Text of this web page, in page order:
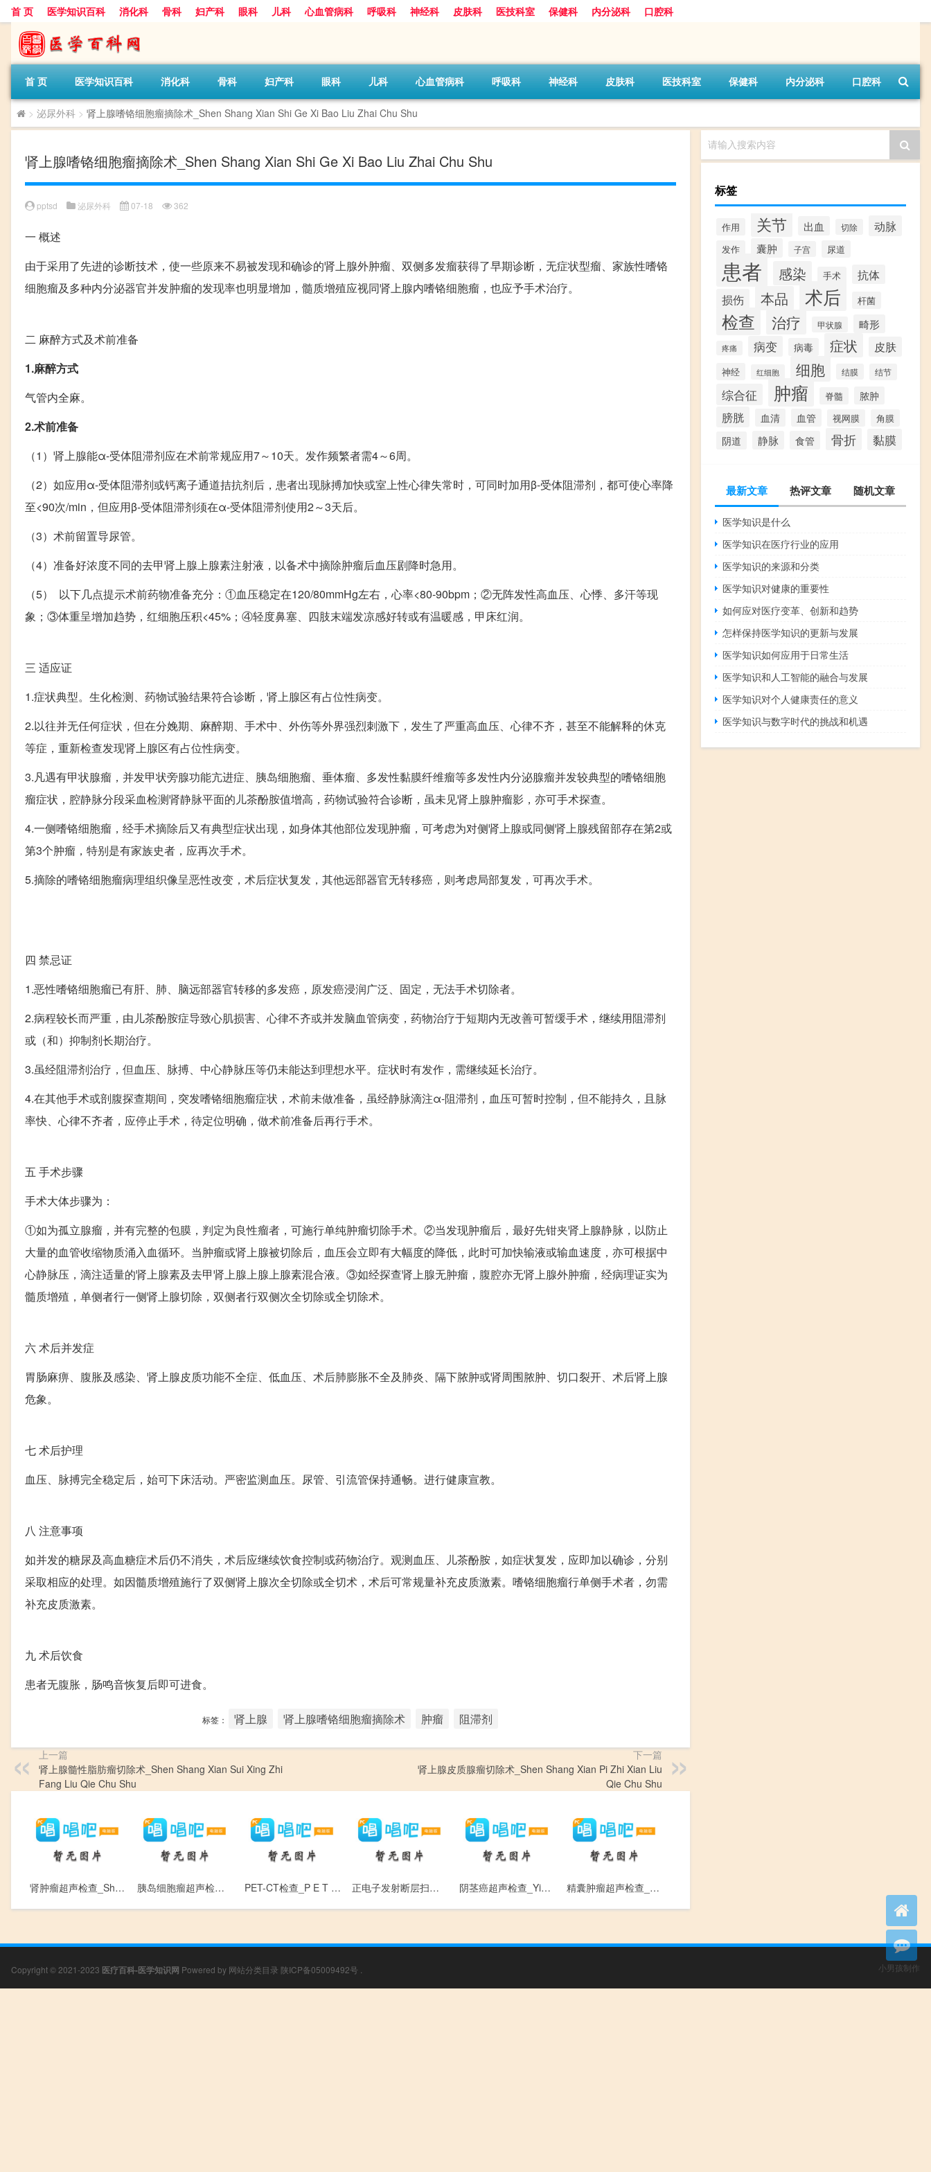
首 页 医学知识百科 消化科 骨科 妇产科 眼科 儿科 心血管病科 呼吸科 神经科 皮肤科 医技科室 保健科 内分泌科 口腔科
首 页 医学知识百科 消化科 骨科 妇产科 眼科 儿科 心血管病科 呼吸科 神经科 皮肤科 医技科室 保健科 内分泌科 口腔科
> 泌尿外科 > 肾上腺嗜铬细胞瘤摘除术_Shen Shang Xian Shi Ge Xi Bao Liu Zhai Chu Shu
肾上腺嗜铬细胞瘤摘除术_Shen Shang Xian Shi Ge Xi Bao Liu Zhai Chu Shu
pptsd 泌尿外科 07-18 362
一 概述
由于采用了先进的诊断技术，使一些原来不易被发现和确诊的肾上腺外肿瘤、双侧多发瘤获得了早期诊断，无症状型瘤、家族性嗜铬
细胞瘤及多种内分泌器官并发肿瘤的发现率也明显增加，髓质增殖应视同肾上腺内嗜铬细胞瘤，也应予手术治疗。
二 麻醉方式及术前准备
1.麻醉方式
气管内全麻。
2.术前准备
（1）肾上腺能α-受体阻滞剂应在术前常规应用7～10天。发作频繁者需4～6周。
（2）如应用α-受体阻滞剂或钙离子通道拮抗剂后，患者出现脉搏加快或室上性心律失常时，可同时加用β-受体阻滞剂，都可使心率降
至<90次/min，但应用β-受体阻滞剂须在α-受体阻滞剂使用2～3天后。
（3）术前留置导尿管。
（4）准备好浓度不同的去甲肾上腺上腺素注射液，以备术中摘除肿瘤后血压剧降时急用。
（5） 以下几点提示术前药物准备充分：①血压稳定在120/80mmHg左右，心率<80-90bpm；②无阵发性高血压、心悸、多汗等现
象；③体重呈增加趋势，红细胞压积<45%；④轻度鼻塞、四肢末端发凉感好转或有温暖感，甲床红润。
三 适应证
1.症状典型。生化检测、药物试验结果符合诊断，肾上腺区有占位性病变。
2.以往并无任何症状，但在分娩期、麻醉期、手术中、外伤等外界强烈刺激下，发生了严重高血压、心律不齐，甚至不能解释的休克
等症，重新检查发现肾上腺区有占位性病变。
3.凡遇有甲状腺瘤，并发甲状旁腺功能亢进症、胰岛细胞瘤、垂体瘤、多发性黏膜纤维瘤等多发性内分泌腺瘤并发较典型的嗜铬细胞
瘤症状，腔静脉分段采血检测肾静脉平面的儿茶酚胺值增高，药物试验符合诊断，虽未见肾上腺肿瘤影，亦可手术探查。
4.一侧嗜铬细胞瘤，经手术摘除后又有典型症状出现，如身体其他部位发现肿瘤，可考虑为对侧肾上腺或同侧肾上腺残留部存在第2或
第3个肿瘤，特别是有家族史者，应再次手术。
5.摘除的嗜铬细胞瘤病理组织像呈恶性改变，术后症状复发，其他远部器官无转移癌，则考虑局部复发，可再次手术。
四 禁忌证
1.恶性嗜铬细胞瘤已有肝、肺、脑远部器官转移的多发癌，原发癌浸润广泛、固定，无法手术切除者。
2.病程较长而严重，由儿茶酚胺症导致心肌损害、心律不齐或并发脑血管病变，药物治疗于短期内无改善可暂缓手术，继续用阻滞剂
或（和）抑制剂长期治疗。
3.虽经阻滞剂治疗，但血压、脉搏、中心静脉压等仍未能达到理想水平。症状时有发作，需继续延长治疗。
4.在其他手术或剖腹探查期间，突发嗜铬细胞瘤症状，术前未做准备，虽经静脉滴注α-阻滞剂，血压可暂时控制，但不能持久，且脉
率快、心律不齐者，应停止手术，待定位明确，做术前准备后再行手术。
五 手术步骤
手术大体步骤为：
①如为孤立腺瘤，并有完整的包膜，判定为良性瘤者，可施行单纯肿瘤切除手术。②当发现肿瘤后，最好先钳夹肾上腺静脉，以防止
大量的血管收缩物质涌入血循环。当肿瘤或肾上腺被切除后，血压会立即有大幅度的降低，此时可加快输液或输血速度，亦可根据中
心静脉压，滴注适量的肾上腺素及去甲肾上腺上腺上腺素混合液。③如经探查肾上腺无肿瘤，腹腔亦无肾上腺外肿瘤，经病理证实为
髓质增殖，单侧者行一侧肾上腺切除，双侧者行双侧次全切除或全切除术。
六术后并发症
胃肠麻痹、腹胀及感染、肾上腺皮质功能不全症、低血压、术后肺膨胀不全及肺炎、隔下脓肿或肾周围脓肿、切口裂开、术后肾上腺
危象。
七术后护理
血压、脉搏完全稳定后，始可下床活动。严密监测血压。尿管、引流管保持通畅。进行健康宣教。
八 注意事项
如并发的糖尿及高血糖症术后仍不消失，术后应继续饮食控制或药物治疗。观测血压、儿茶酚胺，如症状复发，应即加以确诊，分别
采取相应的处理。如因髓质增殖施行了双侧肾上腺次全切除或全切术，术后可常规量补充皮质激素。嗜铬细胞瘤行单侧手术者，勿需
补充皮质激素。
九术后饮食
患者无腹胀，肠鸣音恢复后即可进食。
标签： 肾上腺 肾上腺嗜铬细胞瘤摘除术 肿瘤 阻滞剂
上一篇
肾上腺髓性脂肪瘤切除术_Shen Shang Xian Sui Xing Zhi
Fang Liu Qie Chu Shu
下一篇
肾上腺皮质腺瘤切除术_Shen Shang Xian Pi Zhi Xian Liu
Qie Chu Shu
肾肿瘤超声检查_Shen Zhong Liu Chao Sheng Jian Cha 胰岛细胞瘤超声检查_Yi Dao Xi Bao Liu Chao Sheng Jian Cha PET-CT检查_P E T - C T Jian Cha 正电子发射断层扫描_Zheng Dian Zi Fa She Duan Ceng Sao Miao 阴茎癌超声检查_Yin Jing Ai Chao Sheng Jian Cha 精囊肿瘤超声检查_Jing Nang Zhong Liu Chao Sheng Jian Cha
请输入搜索内容
标签
作用 关节 出血 切除 动脉
发作 囊肿 子宫 尿道
患者 感染 手术 抗体
损伤 本品 术后 杆菌
检查 治疗 甲状腺 畸形
疼痛 病变 病毒 症状 皮肤
神经 红细胞 细胞 结膜 结节
综合征 肿瘤 脊髓 脓肿
膀胱 血清 血管 视网膜 角膜
阴道 静脉 食管 骨折 黏膜
最新文章 热评文章 随机文章
医学知识是什么
医学知识在医疗行业的应用
医学知识的来源和分类
医学知识对健康的重要性
如何应对医疗变革、创新和趋势
怎样保持医学知识的更新与发展
医学知识如何应用于日常生活
医学知识和人工智能的融合与发展
医学知识对个人健康责任的意义
医学知识与数字时代的挑战和机遇
Copyright © 2021-2023 医疗百科-医学知识网 Powered by 网站分类目录 陕ICP备05009492号 小男孩制作